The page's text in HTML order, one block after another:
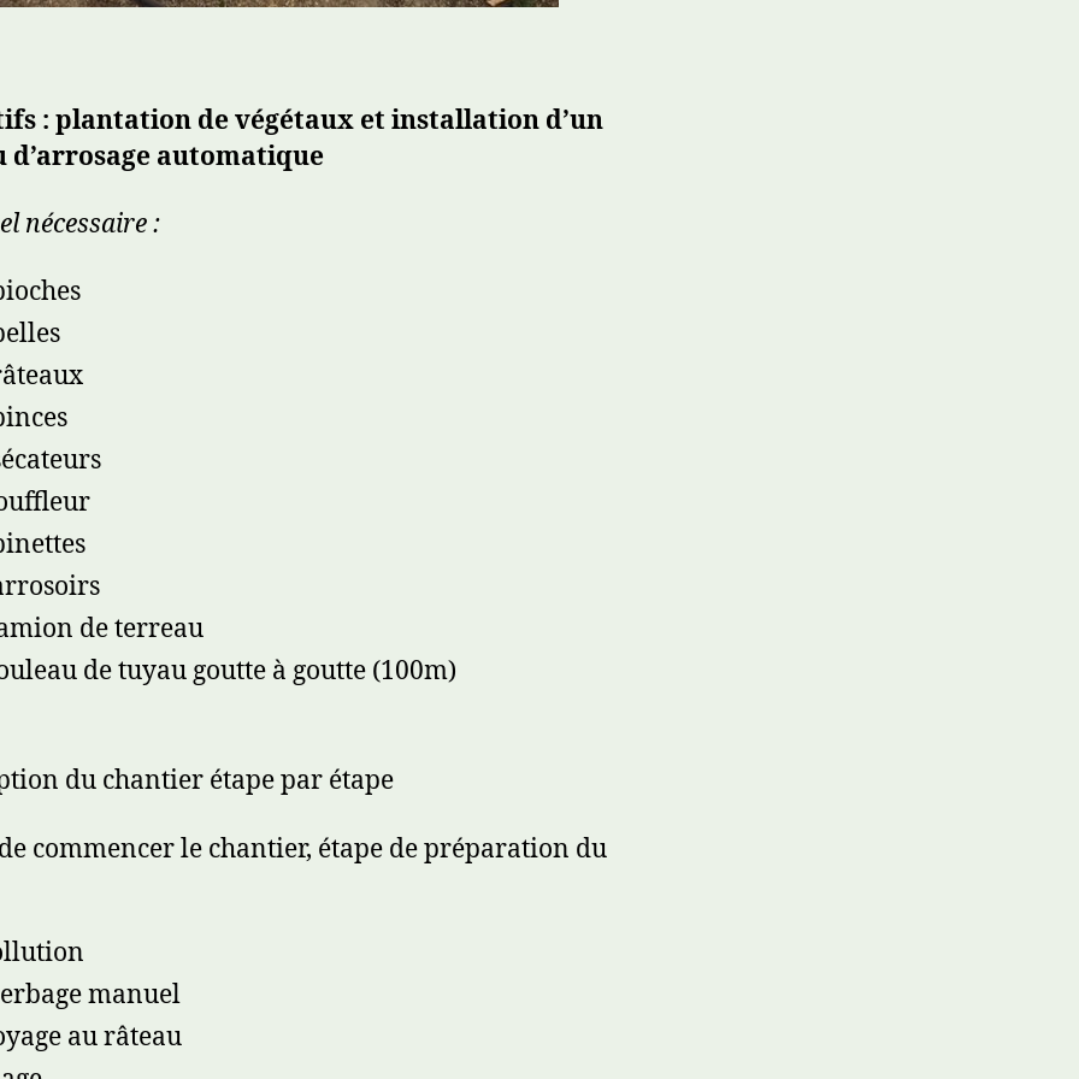
: plantation de végétaux et installation d’un
d’arrosage automatique
nécessaire :
de terreau
de tuyau goutte à goutte (100m)
du chantier étape par étape
commencer le chantier, étape de préparation du
manuel
au râteau